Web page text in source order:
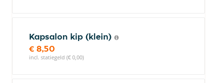
Kapsalon kip (klein)
€ 8,50
incl. statiegeld (€ 0,00)